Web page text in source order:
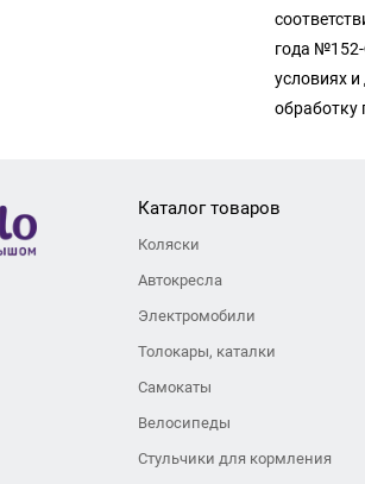
года
условиях
обработку
Каталог товаров
Коляски
Автокресла
Электромобили
Толокары, каталки
Самокаты
Велосипеды
Стульчики для кормления